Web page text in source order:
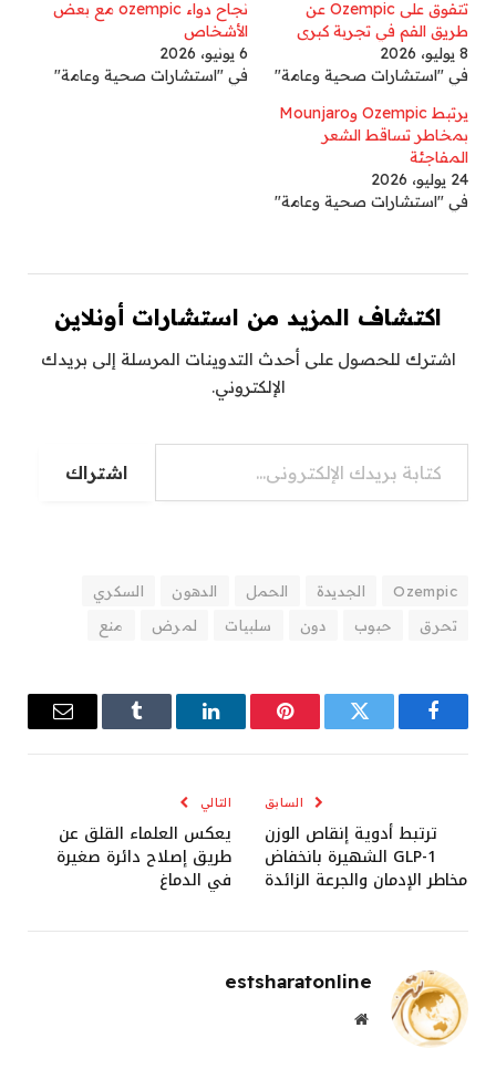
تتفوق على Ozempic عن
طريق الفم في تجربة كبرى
8 يوليو، 2026
في "استشارات صحية وعامة"
نجاح دواء ozempic مع بعض
الأشخاص
6 يونيو، 2026
في "استشارات صحية وعامة"
يرتبط Ozempic وMounjaro
بمخاطر تساقط الشعر
المفاجئة
24 يوليو، 2026
في "استشارات صحية وعامة"
اكتشاف المزيد من استشارات أونلاين
اشترك للحصول على أحدث التدوينات المرسلة إلى بريدك
الإلكتروني.
كتابة بريدك الإلكتروني...
اشتراك
Ozempic الجديدة الحمل الدهون
السكري
تحرق
حبوب دون سلبيات لمرض منع
فيسبوك تويتر بينتيريستلينكدإن Tumblr
البريد
السابق
ترتبط أدوية إنقاص الوزن
GLP-1 الشهيرة بانخفاض
مخاطر الإدمان والجرعة الزائدة
التالي
يعكس العلماء القلق عن
طريق إصلاح دائرة صغيرة
في الدماغ
estsharatonline
موقع